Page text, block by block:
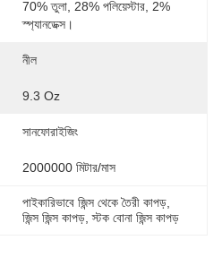
70% তুলা, 28% পলিয়েস্টার, 2%
স্প্যানডেক্স।
নীল
9.3 Oz
সানফোরাইজিং
2000000 মিটার/মাস
পাইকারিভাবে জিন্স থেকে তৈরী কাপড়
জিন্স জিন্স কাপড় , স্টক বোনা জিন্স কাপড়